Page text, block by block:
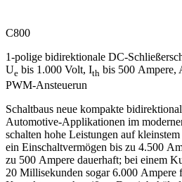
C800
1-polige bidirektionale DC-
Ue bis 1.000 Volt, Ith bis 500 Ampere,
PWM-Ansteuerun
Schaltbaus neue kompakte
Automotive-Applikationen im
schalten hohe Leistungen auf
ein Einschaltvermögen bis zu 4.500
zu 500 Ampere dauer­haft; bei einem
20 Millisekunden sogar 6.000 Ampere